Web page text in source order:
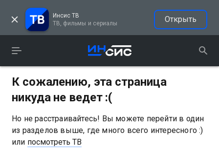
Инсис ТВ
ТВ, фильмы и сериалы
Открыть
К сожалению, эта страница
никуда не ведет :(
Но не расстраивайтесь! Вы можете перейти в один
из разделов выше, где много всего интересного :)
или посмотреть ТВ